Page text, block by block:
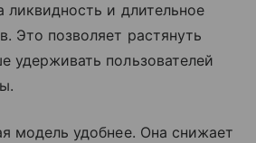
ликвидность и длительное
Это позволяет растянуть
удерживать пользователей
модель удобнее. Она снижает